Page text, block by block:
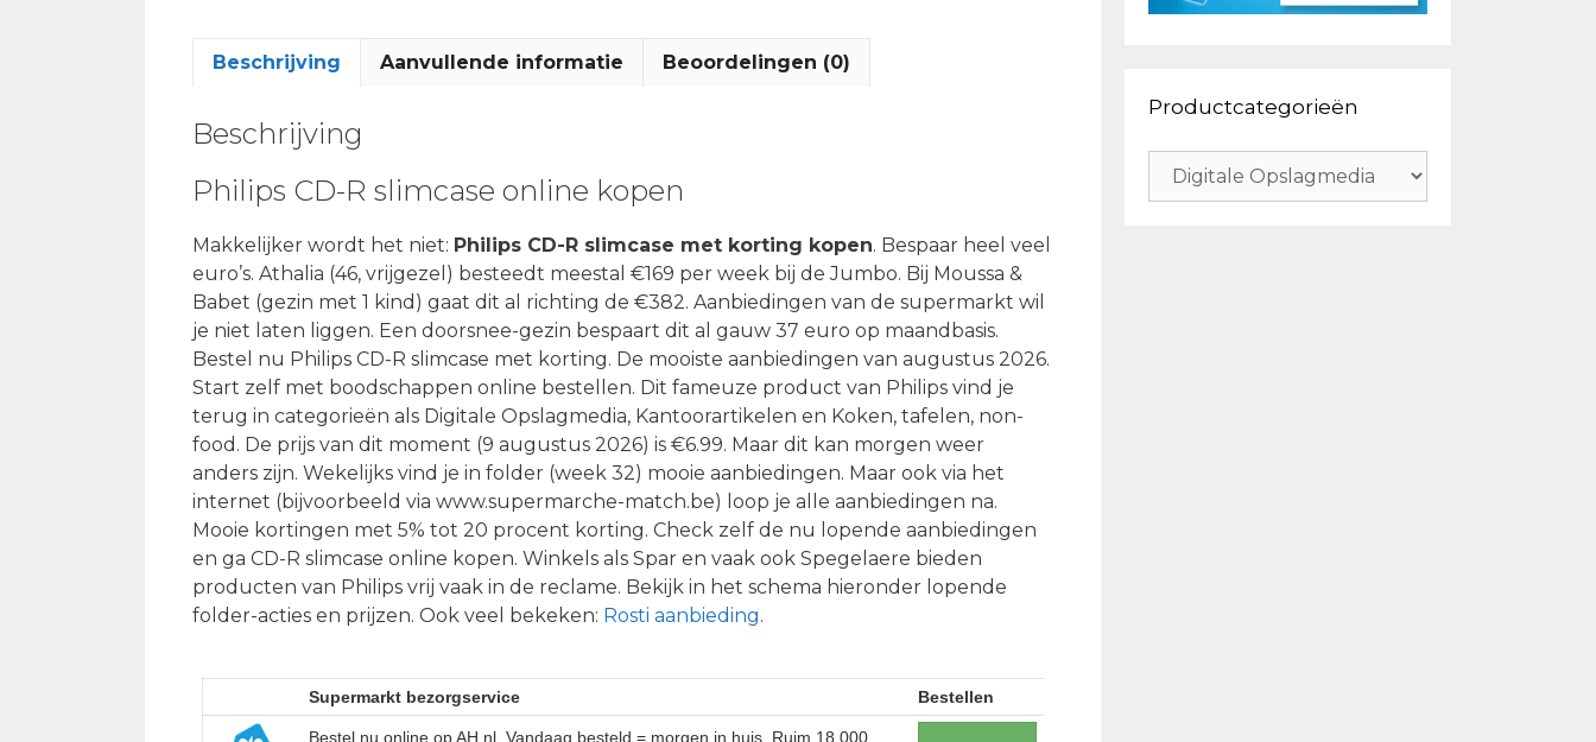
Beschrijving Aanvullende informatie Beoordelingen (0)
Beschrijving
Philips CD-R slimcase online kopen
Makkelijker wordt het niet: Philips CD-R slimcase met korting kopen. Bespaar heel veel
euro’s. Athalia (46, vrijgezel) besteedt meestal €169 per week bij de Jumbo. Bij Moussa &
Babet (gezin met 1 kind) gaat dit al richting de €382. Aanbiedingen van de supermarkt wil
je niet laten liggen. Een doorsnee-gezin bespaart dit al gauw 37 euro op maandbasis.
Bestel nu Philips CD-R slimcase met korting. De mooiste aanbiedingen van augustus 2026.
Start zelf met boodschappen online bestellen. Dit fameuze product van Philips vind je
terug in categorieën als Digitale Opslagmedia, Kantoorartikelen en Koken, tafelen, non-
food. De prijs van dit moment (9 augustus 2026) is €6.99. Maar dit kan morgen weer
anders zijn. Wekelijks vind je in folder (week 32) mooie aanbiedingen. Maar ook via het
internet (bijvoorbeeld via www.supermarche-match.be) loop je alle aanbiedingen na.
Mooie kortingen met 5% tot 20 procent korting. Check zelf de nu lopende aanbiedingen
en ga CD-R slimcase online kopen. Winkels als Spar en vaak ook Spegelaere bieden
producten van Philips vrij vaak in de reclame. Bekijk in het schema hieronder lopende
folder-acties en prijzen. Ook veel bekeken: Rosti aanbieding.
Supermarkt bezorgservice Bestellen
Bestel nu online op AH.nl. Vandaag besteld = morgen in huis. Ruim 18.000
Productcategorieën